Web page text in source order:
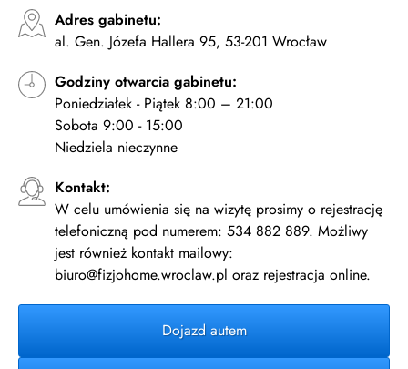
Adres gabinetu:
al. Gen. Józefa Hallera 95, 53-201 Wrocław
Godziny otwarcia gabinetu:
Poniedziałek - Piątek 8:00 – 21:00
Sobota 9:00 - 15:00
Niedziela nieczynne
Kontakt:
W celu umówienia się na wizytę prosimy o rejestrację
telefoniczną pod numerem: 534 882 889. Możliwy
jest również kontakt mailowy:
biuro@fizjohome.wroclaw.pl oraz rejestracja online.
Dojazd autem